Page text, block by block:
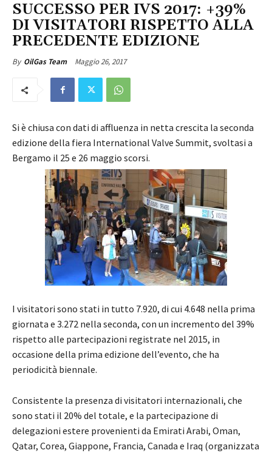
SUCCESSO PER IVS 2017: +39%
DI VISITATORI RISPETTO ALLA
PRECEDENTE EDIZIONE
By OilGas Team Maggio 26, 2017
Si è chiusa con dati di affluenza in netta crescita la seconda
edizione della fiera International Valve Summit, svoltasi a
Bergamo il 25 e 26 maggio scorsi.
I visitatori sono stati in tutto 7.920, di cui 4.648 nella prima
giornata e 3.272 nella seconda, con un incremento del 39%
rispetto alle partecipazioni registrate nel 2015, in
occasione della prima edizione dell’evento, che ha
periodicità biennale.
Consistente la presenza di visitatori internazionali, che
sono stati il 20% del totale, e la partecipazione di
delegazioni estere provenienti da Emirati Arabi, Oman,
Qatar, Corea, Giappone, Francia, Canada e Iraq (organizzata